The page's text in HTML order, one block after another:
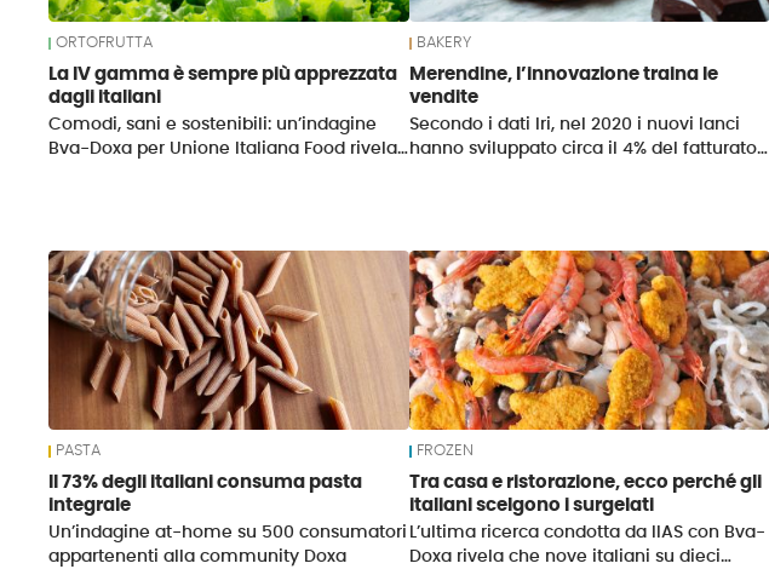
ORTOFRUTTA
La IV gamma è sempre più apprezzata
dagli italiani
Comodi, sani e sostenibili: un’indagine
Bva-Doxa per Unione Italiana Food rivela…
BAKERY
Merendine, l’innovazione traina le
vendite
Secondo i dati Iri, nel 2020 i nuovi lanci
hanno sviluppato circa il 4% del fatturato…
PASTA
Il 73% degli italiani consuma pasta
integrale
Un’indagine at-home su 500 consumatori
appartenenti alla community Doxa
FROZEN
Tra casa e ristorazione, ecco perché gli
italiani scelgono i surgelati
L’ultima ricerca condotta da IIAS con Bva-
Doxa rivela che nove italiani su dieci…